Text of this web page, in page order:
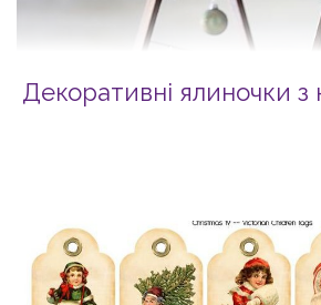
Декоративні ялиночки з